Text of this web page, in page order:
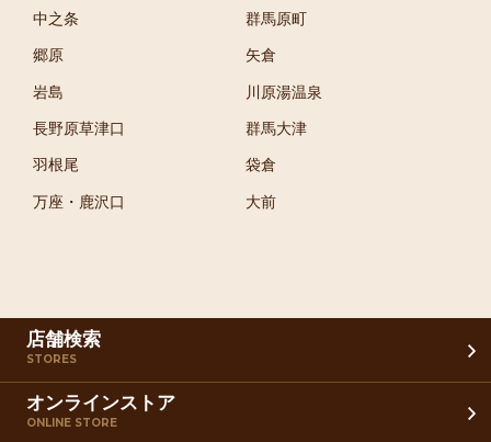
中之条 群馬原町
郷原 矢倉
岩島 川原湯温泉
長野原草津口 群馬大津
羽根尾 袋倉
万座・鹿沢口 大前
店舗検索
STORES
オンラインストア
ONLINE STORE